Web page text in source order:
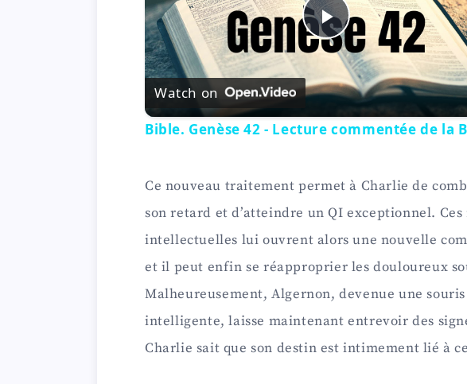
P
l
a
y
V
i
d
Watch on
Bible. Genèse 42 - Lecture commentée de la
Ce nouveau traitement permet à Charlie de
son retard et d’atteindre un QI exceptionnel.
intellectuelles lui ouvrent alors une nouvelle
et il peut enfin se réapproprier les douloureux
Malheureusement, Algernon, devenue une
intelligente, laisse maintenant entrevoir des
Charlie sait que son destin est intimement lié à